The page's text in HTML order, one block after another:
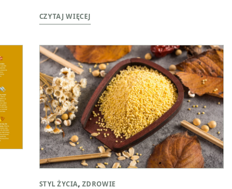
CZYTAJ WIĘCEJ
STYL ŻYCIA, ZDROWIE